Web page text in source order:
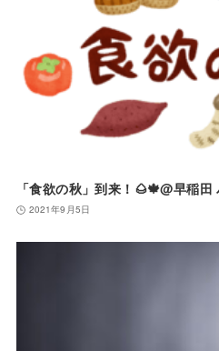
「食欲の秋」到来！🌰🍁@早稲
2021年9月5日